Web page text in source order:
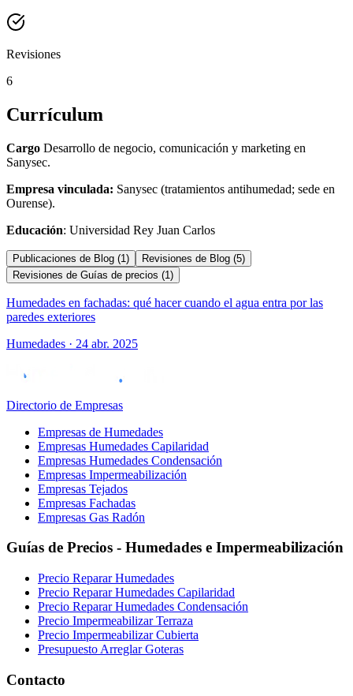
Revisiones
6
Currículum
Cargo Desarrollo de negocio, comunicación y marketing en
Sanysec.
Empresa vinculada: Sanysec (tratamientos antihumedad; sede en
Ourense).
Educación: Universidad Rey Juan Carlos
Publicaciones de Blog (1) Revisiones de Blog (5)
Revisiones de Guías de precios (1)
Humedades en fachadas: qué hacer cuando el agua entra por las
paredes exteriores
Humedades · 24 abr. 2025
Directorio de Empresas
Empresas de Humedades
Empresas Humedades Capilaridad
Empresas Humedades Condensación
Empresas Impermeabilización
Empresas Tejados
Empresas Fachadas
Empresas Gas Radón
Guías de Precios - Humedades e Impermeabilización
Precio Reparar Humedades
Precio Reparar Humedades Capilaridad
Precio Reparar Humedades Condensación
Precio Impermeabilizar Terraza
Precio Impermeabilizar Cubierta
Presupuesto Arreglar Goteras
Contacto